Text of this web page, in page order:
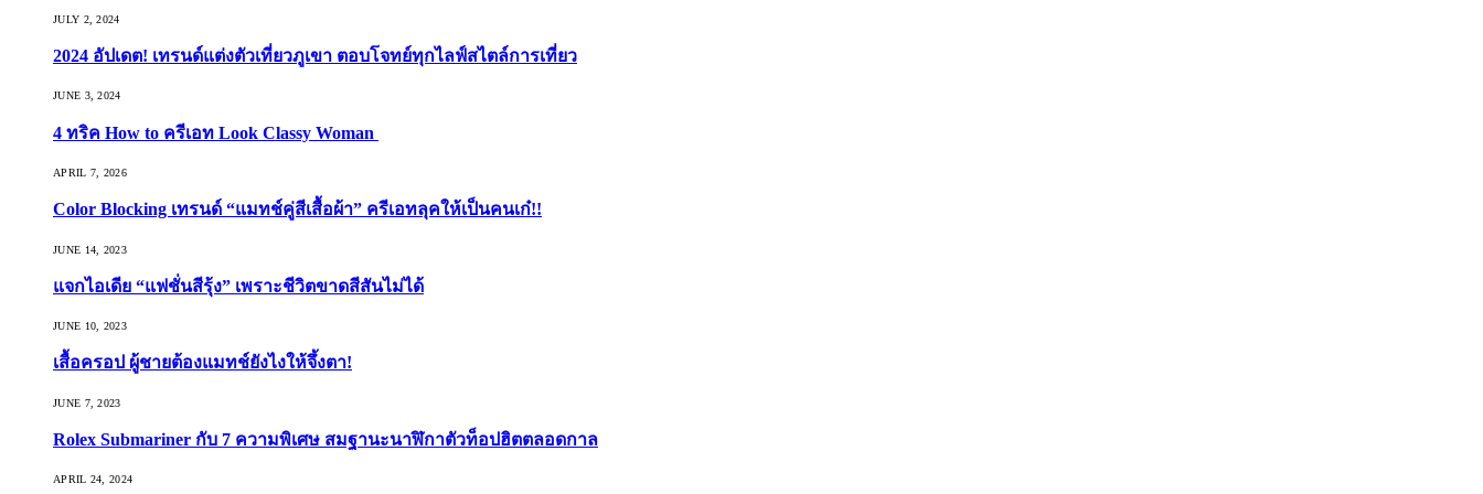
JULY 2, 2024
2024 อัปเดต! เทรนด์แต่งตัวเที่ยวภูเขา ตอบโจทย์ทุกไลฟ์สไตล์การเที่ยว
JUNE 3, 2024
4 ทริค How to ครีเอท Look Classy Woman
APRIL 7, 2026
Color Blocking เทรนด์ “แมทช์คู่สีเสื้อผ้า” ครีเอทลุคให้เป็นคนเก๋!!
JUNE 14, 2023
แจกไอเดีย “แฟชั่นสีรุ้ง” เพราะชีวิตขาดสีสันไม่ได้
JUNE 10, 2023
เสื้อครอป ผู้ชายต้องแมทช์ยังไงให้จึ้งตา!
JUNE 7, 2023
Rolex Submariner กับ 7 ความพิเศษ สมฐานะนาฬิกาตัวท็อปฮิตตลอดกาล
APRIL 24, 2024